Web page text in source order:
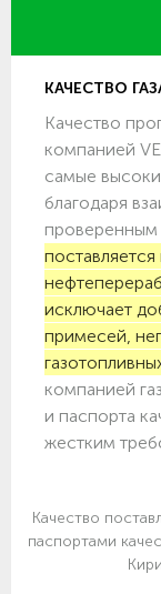
КАЧЕСТВО
Качество
компанией
самые
благодаря
исключает
примесей,
компанией
и паспорта
жестким
Качество
паспортами